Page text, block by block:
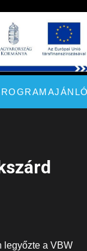
legyőzte a VBW